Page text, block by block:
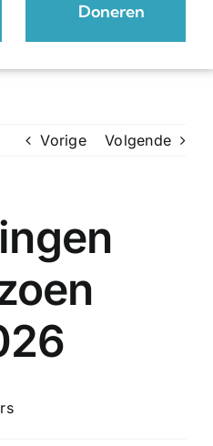
Doneren
Vorige Volgende